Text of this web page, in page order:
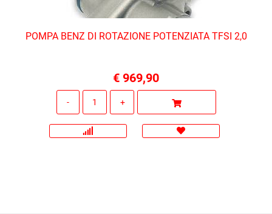
POMPA BENZ DI ROTAZIONE POTENZIATA TFSI 2,0
€ 969,90